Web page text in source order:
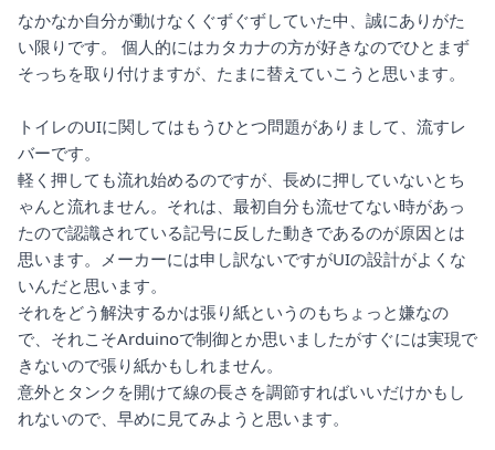
なかなか自分が動けなくぐずぐずしていた中、誠にありがた
い限りです。 個人的にはカタカナの方が好きなのでひとまず
そっちを取り付けますが、たまに替えていこうと思います。
トイレのUIに関してはもうひとつ問題がありまして、流すレ
バーです。
軽く押しても流れ始めるのですが、長めに押していないとち
ゃんと流れません。それは、最初自分も流せてない時があっ
たので認識されている記号に反した動きであるのが原因とは
思います。メーカーには申し訳ないですがUIの設計がよくな
いんだと思います。
それをどう解決するかは張り紙というのもちょっと嫌なの
で、それこそArduinoで制御とか思いましたがすぐには実現で
きないので張り紙かもしれません。
意外とタンクを開けて線の長さを調節すればいいだけかもし
れないので、早めに見てみようと思います。